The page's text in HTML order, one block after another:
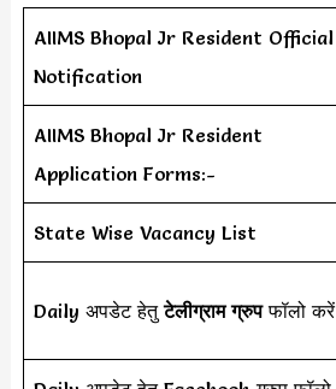
AIIMS Bhopal Jr Resident Official
Notification
AIIMS Bhopal Jr Resident
Application Forms:-
State Wise Vacancy List
Daily अपडेट हेतुटेलीग्राम ग्रुपफॉलो करें